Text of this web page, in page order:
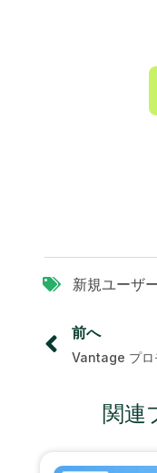
新規ユーザ
前へ
関連